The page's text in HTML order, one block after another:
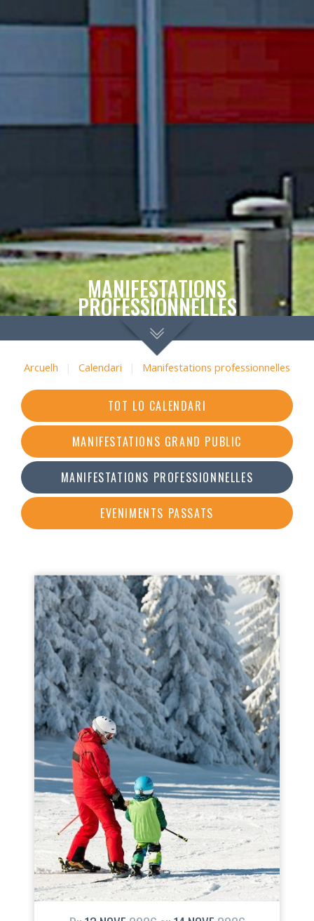
MANIFESTATIONS
PROFESSIONNELLES
Arcuelh | Calendari | Manifestations professionnelles
TOT LO CALENDARI
MANIFESTATIONS GRAND PUBLIC
MANIFESTATIONS PROFESSIONNELLES
EVENIMENTS PASSATS